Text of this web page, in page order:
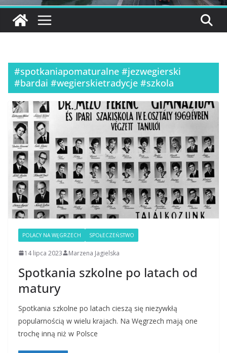
#spotkaniapomaturalne #jezwegierski
#bardai #wegierskietradycje #szkola
POLACY NA WĘGRZECH SPOŁECZEŃSTWO
14 lipca 2023 Marzena Jagielska
Spotkania szkolne po latach od
matury
Spotkania szkolne po latach cieszą się niezywkłą
popularnością w wielu krajach. Na Węgrzech mają one
trochę inną niż w Polsce